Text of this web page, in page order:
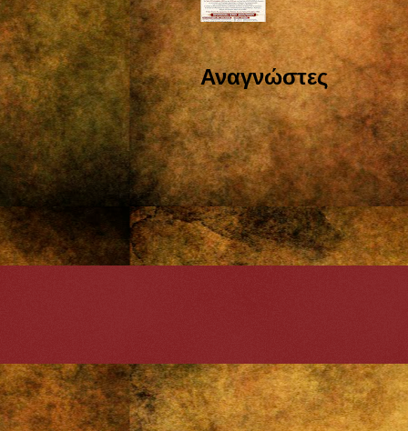
Αναγνώστες